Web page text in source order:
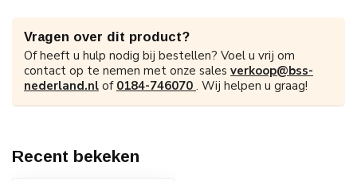
Vragen over dit product?
Of heeft u hulp nodig bij bestellen? Voel u vrij om
contact op te nemen met onze sales verkoop@bss-
nederland.nl of 0184-746070 . Wij helpen u graag!
Recent bekeken